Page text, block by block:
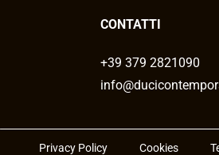
CONTATTI
+39 379 2821090
Privacy Policy Cookies